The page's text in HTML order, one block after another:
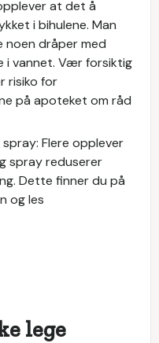
at det å
i bihulene. Man
noen dråper med
i vannet. Vær forsiktig
risiko for
på apoteket om råd
Flere opplever
spray reduserer
Dette finner du på
og les
lege